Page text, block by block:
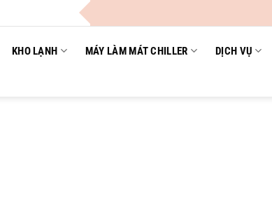
KHO LẠNH MÁY LÀM MÁT CHILLER DỊCH VỤ